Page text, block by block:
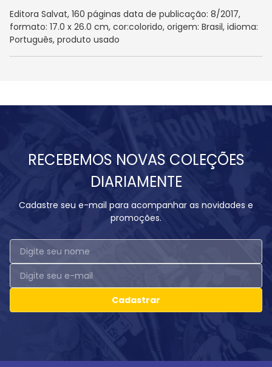
Editora Salvat, 160 páginas data de publicação: 8/2017,
formato: 17.0 x 26.0 cm, cor:colorido, origem: Brasil, idioma:
Português, produto usado
RECEBEMOS NOVAS COLEÇÕES
DIARIAMENTE
Cadastre seu e-mail para acompanhar as novidades e
promoções.
Cadastrar